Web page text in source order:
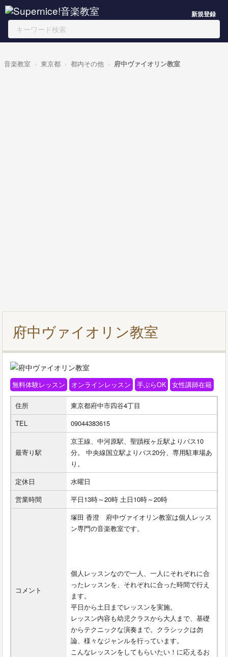
新規登録
音楽教室 東京都 都内その他 府中ヴァイオリン教室
府中ヴァイオリン教室
無料体験レッスン オンラインレッスン 手ぶらOK 女性講師在籍
住所
東京都府中市四谷4丁目
TEL
09044383615
最寄り駅
京王線、中河原駅、聖蹟桜ヶ丘駅よりバス10
分。 中央線国立駅よりバス20分、専用駐車場あ
り。
定休日
水曜日
営業時間
平日13時～20時 土日10時～20時
コメント
塚田 香澄 府中ヴァイオリン教室は個人レッス
ン専門の音楽教室です。
個人レッスンなので一人、一人にそれぞれに合
ったレッスンを、それぞれに合った時間で行え
ます。
平日から土日までレッスンを実施。
レッスン内容も幼児クラスから大人まで、基礎
からテクニックな演奏まで。クラシックは勿
論、様々なジャンルを行っています。
こんなレッスンをしてもらいたい！に応えるお